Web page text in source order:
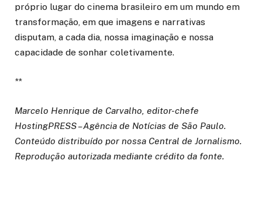
próprio lugar do cinema brasileiro em um mundo em
transformação, em que imagens e narrativas
disputam, a cada dia, nossa imaginação e nossa
capacidade de sonhar coletivamente.
**
Marcelo Henrique de Carvalho, editor-chefe
HostingPRESS – Agência de Notícias de São Paulo.
Conteúdo distribuído por nossa Central de Jornalismo.
Reprodução autorizada mediante crédito da fonte.